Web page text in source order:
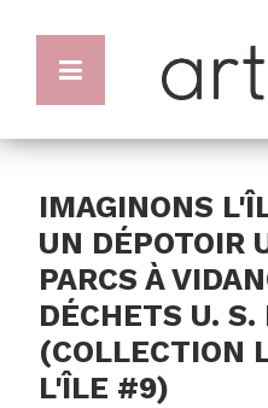
IMAGINONS
UN DÉPOTOIR
PARCS À
DÉCHETS U. S.
(COLLECTION
L'ÎLE #9)